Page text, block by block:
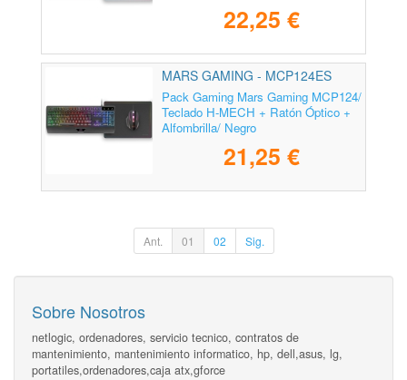
22,25 €
MARS GAMING - MCP124ES
Pack Gaming Mars Gaming MCP124/
Teclado H-MECH + Ratón Óptico +
Alfombrilla/ Negro
21,25 €
Ant. 01 02 Sig.
Sobre Nosotros
netlogic, ordenadores, servicio tecnico, contratos de
mantenimiento, mantenimiento informatico, hp, dell,asus, lg,
portatiles,ordenadores,caja atx,gforce